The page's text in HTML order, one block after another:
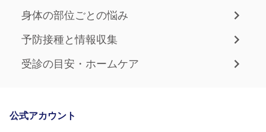
身体の部位ごとの悩み
予防接種と情報収集
受診の目安・ホームケア
公式アカウント